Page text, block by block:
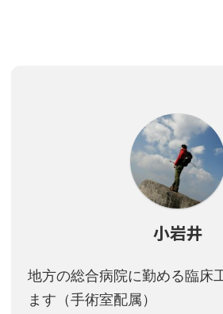
小岩井
地方の総合病院に勤める臨床
ます（手術室配属）